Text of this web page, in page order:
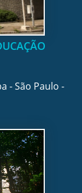
- São Paulo -